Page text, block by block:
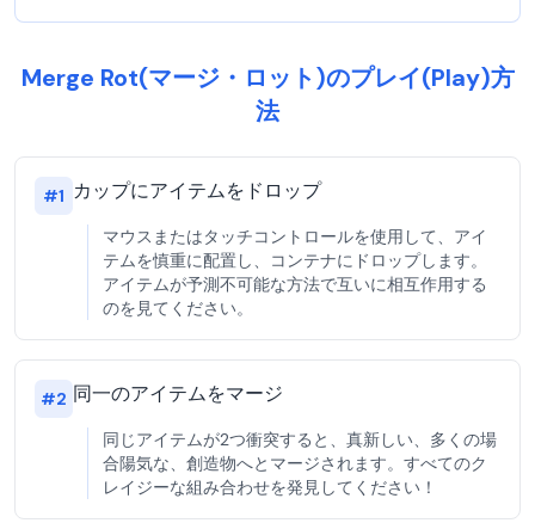
Merge Rot(マージ・ロット)のプレイ(Play)方
法
#1 カップにアイテムをドロップ
マウスまたはタッチコントロールを使用して、アイ
テムを慎重に配置し、コンテナにドロップします。
アイテムが予測不可能な方法で互いに相互作用する
のを見てください。
#2 同一のアイテムをマージ
同じアイテムが2つ衝突すると、真新しい、多くの場
合陽気な、創造物へとマージされます。すべてのク
レイジーな組み合わせを発見してください！